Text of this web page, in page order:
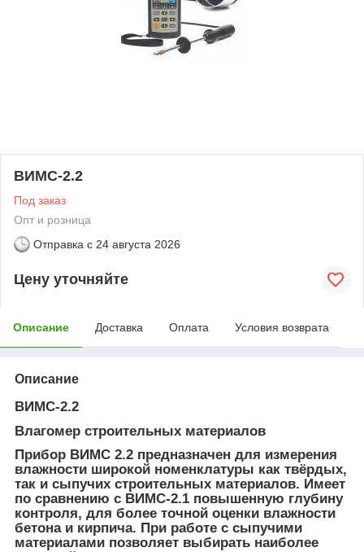
ВИМС-2.2
Под заказ
Опт и розница
Отправка с 24 августа 2026
Цену уточняйте
Описание Доставка Оплата Условия возврата
Описание
ВИМС-2.2
Влагомер строительных материалов
Прибор ВИМС 2.2 предназначен для измерения
влажности широкой номенклатуры как твёрдых,
так и сыпучих строительных материалов. Имеет
по сравнению с ВИМС-2.1 повышенную глубину
контроля, для более точной оценки влажности
бетона и кирпича. При работе с сыпучими
материалами позволяет выбирать наиболее